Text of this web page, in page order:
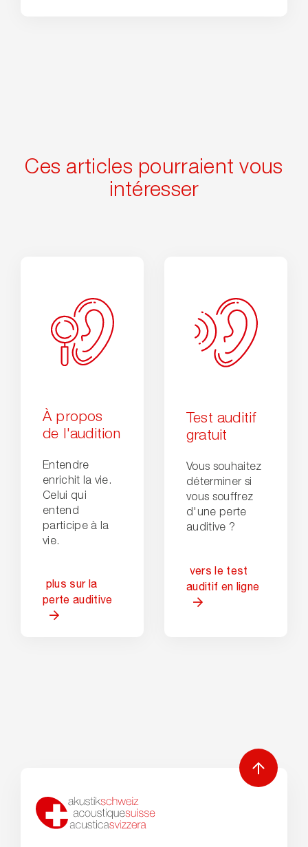
Ces articles pourraient vous
intéresser
À propos
de l'audition
Entendre
enrichit la vie.
Celui qui
entend
participe à la
vie.
plus sur la
perte auditive
Test auditif
gratuit
Vous souhaitez
déterminer si
vous souffrez
d'une perte
auditive ?
vers le test
auditif en ligne